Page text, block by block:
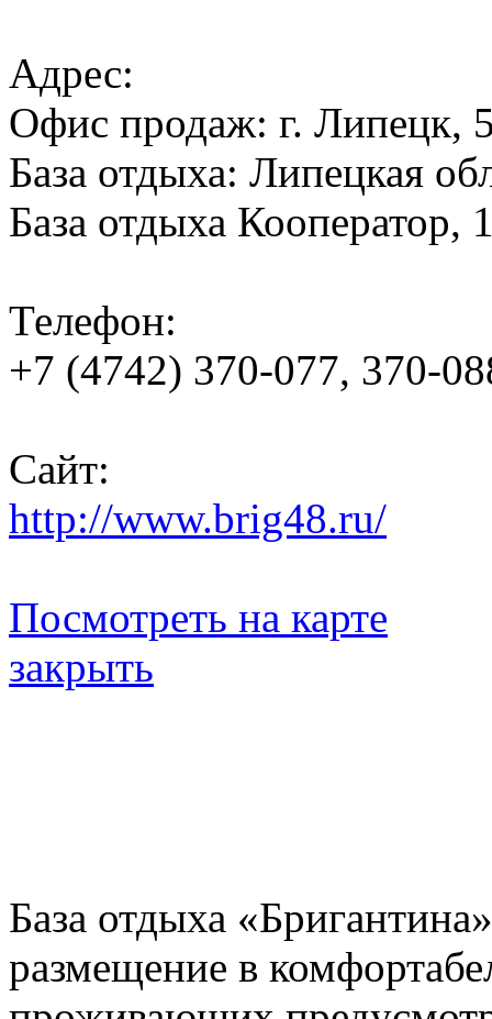
Адрес:
Офис продаж: г. Липецк,
База отдыха: Липецкая
База отдыха Кооператор,
Телефон:
+7 (4742) 370-077, 370-
Сайт:
http://www.brig48.ru/
Посмотреть на карте
закрыть
База отдыха
размещение в